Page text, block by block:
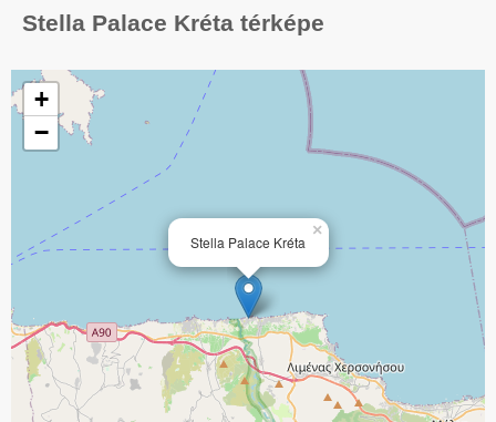
Stella Palace Kréta térképe
Stella Palace Kréta
×
+
−